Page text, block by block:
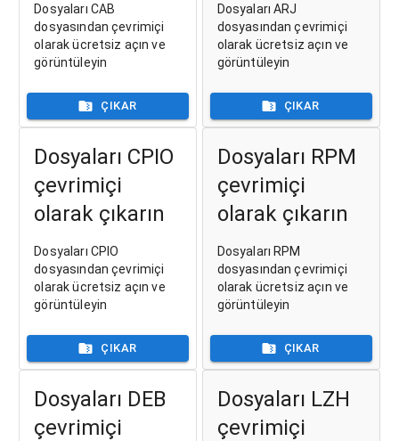
Dosyaları CAB
dosyasından çevrimiçi
olarak ücretsiz açın ve
görüntüleyin
ÇIKAR
Dosyaları ARJ
dosyasından çevrimiçi
olarak ücretsiz açın ve
görüntüleyin
ÇIKAR
Dosyaları CPIO
çevrimiçi
olarak çıkarın
Dosyaları CPIO
dosyasından çevrimiçi
olarak ücretsiz açın ve
görüntüleyin
ÇIKAR
Dosyaları RPM
çevrimiçi
olarak çıkarın
Dosyaları RPM
dosyasından çevrimiçi
olarak ücretsiz açın ve
görüntüleyin
ÇIKAR
Dosyaları DEB
çevrimiçi
Dosyaları LZH
çevrimiçi